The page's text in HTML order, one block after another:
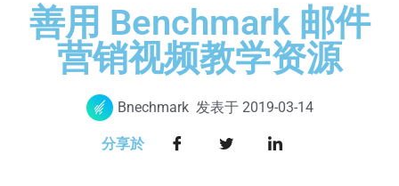
善用 Benchmark 邮件
营销视频教学资源
Bnechmark 发表于 2019-03-14
分享於